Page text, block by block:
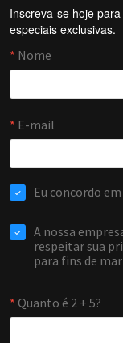
Inscreva-se hoje
especiais exclusivas.